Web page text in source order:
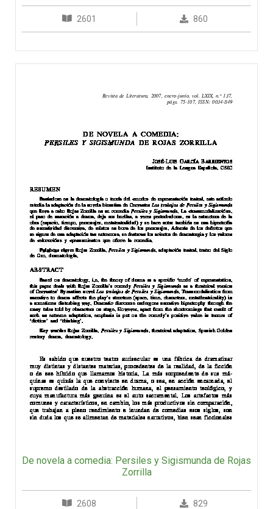
2601 860
De novela a comedia: Persiles y Sigismunda de Rojas
Zorrilla
2608 829